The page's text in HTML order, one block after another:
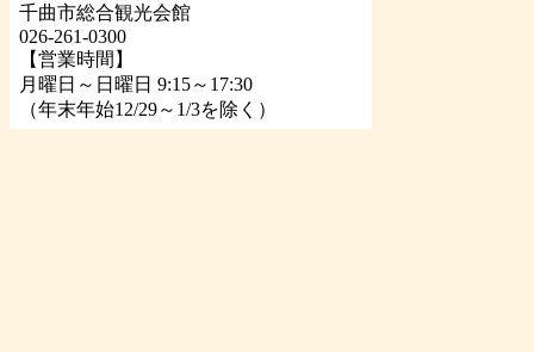
千曲市総合観光会館
026-261-0300
【営業時間】
月曜日～日曜日 9:15～17:30
（年末年始12/29～1/3を除く）